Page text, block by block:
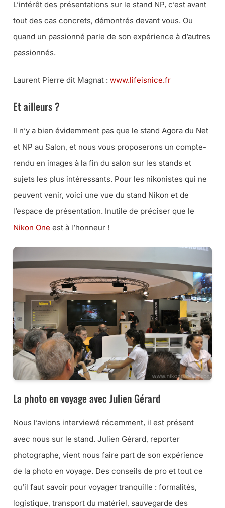
L’intérêt des présentations sur le stand NP, c’est avant
tout des cas concrets, démontrés devant vous. Ou
quand un passionné parle de son expérience à d’autres
passionnés.
Laurent Pierre dit Magnat : www.lifeisnice.fr
Et ailleurs ?
Il n’y a bien évidemment pas que le stand Agora du Net
et NP au Salon, et nous vous proposerons un compte-
rendu en images à la fin du salon sur les stands et
sujets les plus intéressants. Pour les nikonistes qui ne
peuvent venir, voici une vue du stand Nikon et de
l’espace de présentation. Inutile de préciser que le
Nikon One est à l’honneur !
La photo en voyage avec Julien Gérard
Nous l’avions interviewé récemment, il est présent
avec nous sur le stand. Julien Gérard, reporter
photographe, vient nous faire part de son expérience
de la photo en voyage. Des conseils de pro et tout ce
qu’il faut savoir pour voyager tranquille : formalités,
logistique, transport du matériel, sauvegarde des